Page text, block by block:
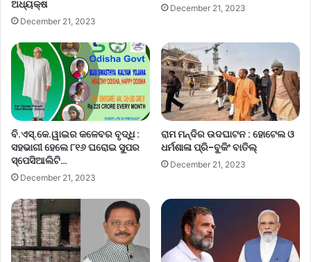
ଅଧ୍ୟକ୍ଷ
December 21, 2023
December 21, 2023
ବି.ଏସ୍.କେ.ୱାଇର କଳେବର ବୃଦ୍ଧି :
ସହଭାଗୀ ହେଲେ ୮୧୬ ଘରୋଇ ସୁପର
ସ୍ପେସିଆଲିଟି…
December 21, 2023
ରାମ ମନ୍ଦିର ଉଦଘାଟନ : ହୋଟେଲ ଓ
ଧର୍ମଶାଳା ପ୍ରି-ବୁକିଂ ବାତିଲ୍
December 21, 2023